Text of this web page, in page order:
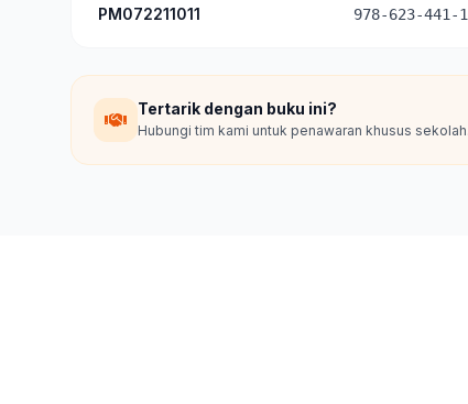
PM072211011 978-623-441-
Tertarik dengan buku ini?
Hubungi tim kami untuk penawaran khusus sekolah.